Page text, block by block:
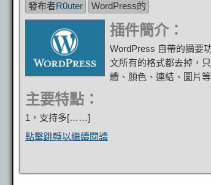
發布者R0uter WordPress的
插件簡介：
WordPress 自帶的摘要
文所有的格式都去掉，
體、顏色、連結、圖片等
主要特點：
1，支持多[……]
點擊跳轉以繼續閱讀